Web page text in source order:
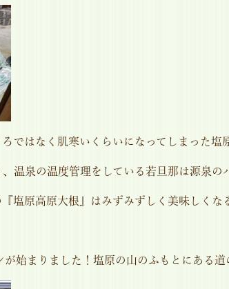
ではなく肌寒いくらいになってしまった塩
温泉の温度管理をしている若旦那は源泉の
塩原高原大根』はみずみずしく美味しくな
始まりました！塩原の山のふもとにある道